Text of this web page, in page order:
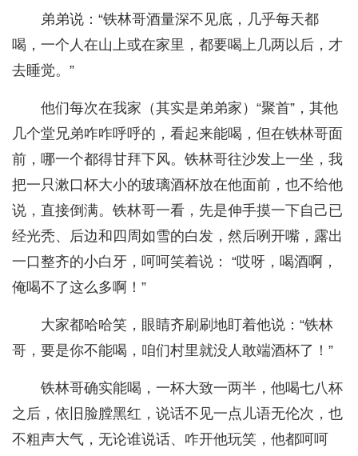
弟弟说：“铁林哥酒量深不见底，几乎每天都
喝，一个人在山上或在家里，都要喝上几两以后，才
去睡觉。”
他们每次在我家（其实是弟弟家）“聚首”，其他
几个堂兄弟咋咋呼呼的，看起来能喝，但在铁林哥面
前，哪一个都得甘拜下风。铁林哥往沙发上一坐，我
把一只漱口杯大小的玻璃酒杯放在他面前，也不给他
说，直接倒满。铁林哥一看，先是伸手摸一下自己已
经光秃、后边和四周如雪的白发，然后咧开嘴，露出
一口整齐的小白牙，呵呵笑着说： “哎呀，喝酒啊，
俺喝不了这么多啊！”
大家都哈哈笑，眼睛齐刷刷地盯着他说：“铁林
哥，要是你不能喝，咱们村里就没人敢端酒杯了！”
铁林哥确实能喝，一杯大致一两半，他喝七八杯
之后，依旧脸膛黑红，说话不见一点儿语无伦次，也
不粗声大气，无论谁说话、咋开他玩笑，他都呵呵